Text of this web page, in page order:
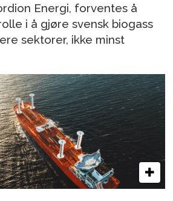
Energi, forventes å
i å gjøre svensk biogass
sektorer, ikke minst